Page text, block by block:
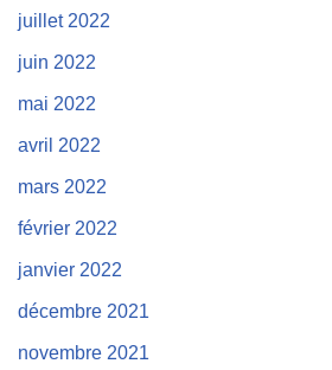
juillet 2022
juin 2022
mai 2022
avril 2022
mars 2022
février 2022
janvier 2022
décembre 2021
novembre 2021